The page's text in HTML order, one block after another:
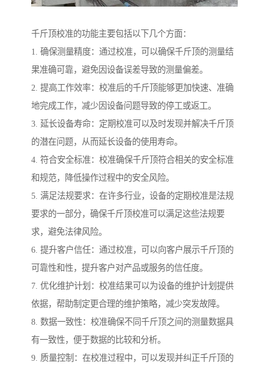
千斤顶校准的功能主要包括以下几个方面：
1. 确保测量精度：通过校准，可以确保千斤顶的测量结
果准确可靠，避免因设备误差导致的测量偏差。
2. 提高工作效率：校准后的千斤顶能够更加快速、准确
地完成工作，减少因设备问题导致的停工或返工。
3. 延长设备寿命：定期校准可以及时发现并解决千斤顶
的潜在问题，从而延长设备的使用寿命。
4. 符合安全标准：校准确保千斤顶符合相关的安全标准
和规范，降低操作过程中的安全风险。
5. 满足法规要求：在许多行业，设备的定期校准是法规
要求的一部分，确保千斤顶校准可以满足这些法规要
求，避免法律风险。
6. 提升客户信任：通过校准，可以向客户展示千斤顶的
可靠性和性，提升客户对产品或服务的信任度。
7. 优化维护计划：校准结果可以为设备的维护计划提供
依据，帮助制定更合理的维护策略，减少突发故障。
8. 数据一致性：校准确保不同千斤顶之间的测量数据具
有一致性，便于数据的比较和分析。
9. 质量控制：在校准过程中，可以发现并纠正千斤顶的